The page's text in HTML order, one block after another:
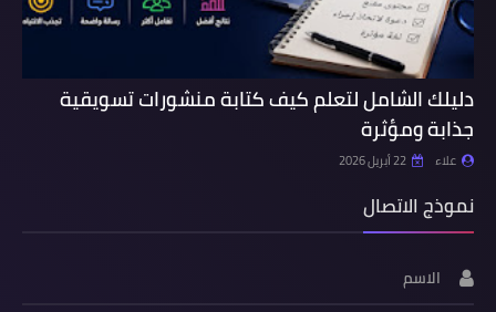
دليلك الشامل لتعلم كيف كتابة منشورات تسويقية
جذابة ومؤثرة
علاء 22 أبريل 2026
نموذج الاتصال
الاسم